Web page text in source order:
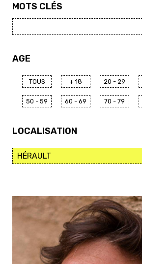
MOTS CLÉS
AGE
TOUS + 18 20 - 29
50 - 59 60 - 69 70 - 79
LOCALISATION